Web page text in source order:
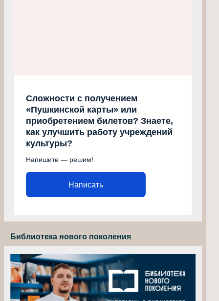
Сложности с получением
«Пушкинской карты» или
приобретением билетов? Знаете,
как улучшить работу учреждений
культуры?
Напишите — решим!
Написать
Библиотека нового поколения